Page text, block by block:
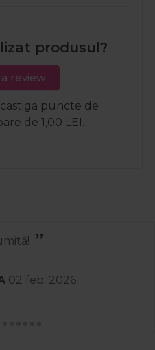
produsul?
review
puncte de
de 1,00 LEI.
02 feb. 2026